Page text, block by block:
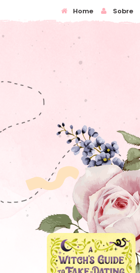
Home Sobre